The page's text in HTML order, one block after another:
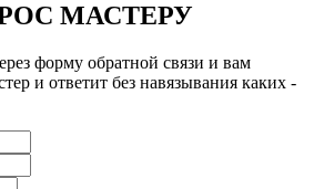
МАСТЕРУ
форму обратной связи и вам
и ответит без навязывания каких -